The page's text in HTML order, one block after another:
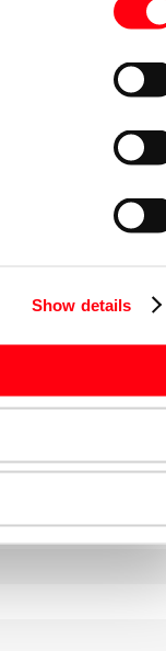
Show details